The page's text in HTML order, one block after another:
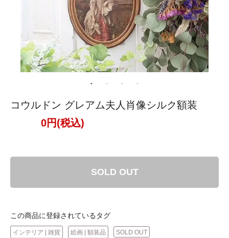
コウルドン グレアム夫人肖像シルク額装
0円(税込)
SOLD OUT
この商品に登録されているタグ
インテリア | 雑貨 絵画 | 額装品 SOLD OUT